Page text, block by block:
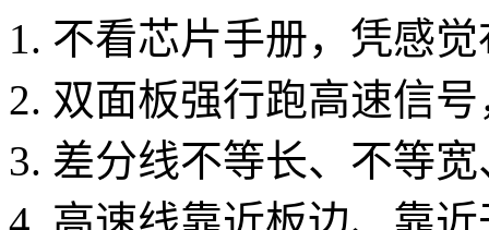
不看芯片手册，凭感
双面板强行跑高速信
差分线不等长、不等